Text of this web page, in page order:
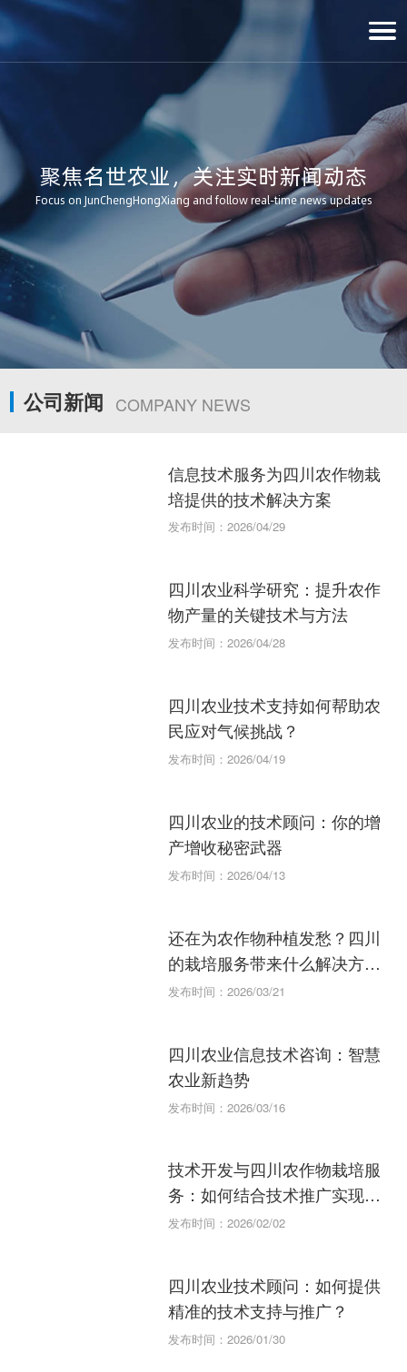
聚焦名世农业，关注实时新闻动态
Focus on JunChengHongXiang and follow real-time news updates
公司新闻 COMPANY NEWS
信息技术服务为四川农作物栽
培提供的技术解决方案
发布时间：2026/04/29
四川农业科学研究：提升农作
物产量的关键技术与方法
发布时间：2026/04/28
四川农业技术支持如何帮助农
民应对气候挑战？
发布时间：2026/04/19
四川农业的技术顾问：你的增
产增收秘密武器
发布时间：2026/04/13
还在为农作物种植发愁？四川
的栽培服务带来什么解决方
案？
发布时间：2026/03/21
四川农业信息技术咨询：智慧
农业新趋势
发布时间：2026/03/16
技术开发与四川农作物栽培服
务：如何结合技术推广实现突
破？
发布时间：2026/02/02
四川农业技术顾问：如何提供
精准的技术支持与推广？
发布时间：2026/01/30